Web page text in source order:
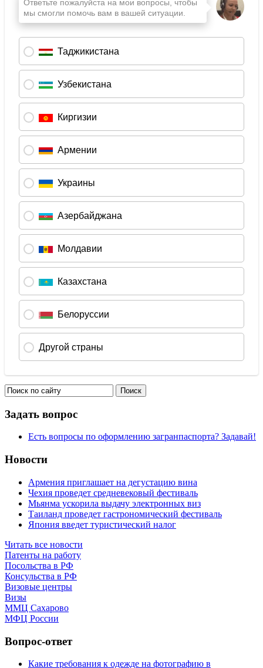
Задать вопрос
Есть вопросы по оформлению загранпаспорта? Задавай!
Новости
Армения приглашает на дегустацию вина
Чехия проведет средневековый фестиваль
Мьянма ускорила выдачу электронных виз
Таиланд проведет гастрономический фестиваль
Япония введет туристический налог
Читать все новости
Патенты на работу
Посольства в РФ
Консульства в РФ
Визовые центры
Визы
ММЦ Сахарово
МФЦ России
Вопрос-ответ
Какие требования к одежде на фотографию в